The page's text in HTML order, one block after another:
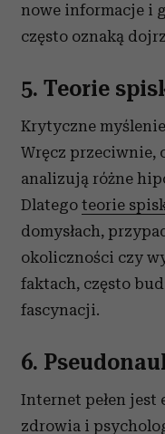
nowe informacje i
często oznaką
5. Teorie
Krytyczne
Wręcz przeciwnie,
analizują różne
Dlatego teorie
domysłach,
okoliczności czy
faktach, często
fascynacji.
6.
Internet pełen jest
zdrowia i